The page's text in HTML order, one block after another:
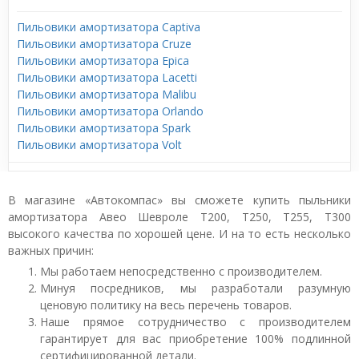
Пильовики амортизатора Captiva
Пильовики амортизатора Cruze
Пильовики амортизатора Epica
Пильовики амортизатора Lacetti
Пильовики амортизатора Malibu
Пильовики амортизатора Orlando
Пильовики амортизатора Spark
Пильовики амортизатора Volt
В магазине «Автокомпас» вы сможете купить пыльники
амортизатора Авео Шевроле T200, T250, T255, T300
высокого качества по хорошей цене. И на то есть несколько
важных причин:
Мы работаем непосредственно с производителем.
Минуя посредников, мы разработали разумную
ценовую политику на весь перечень товаров.
Наше прямое сотрудничество с производителем
гарантирует для вас приобретение 100% подлинной
сертифицированной детали.